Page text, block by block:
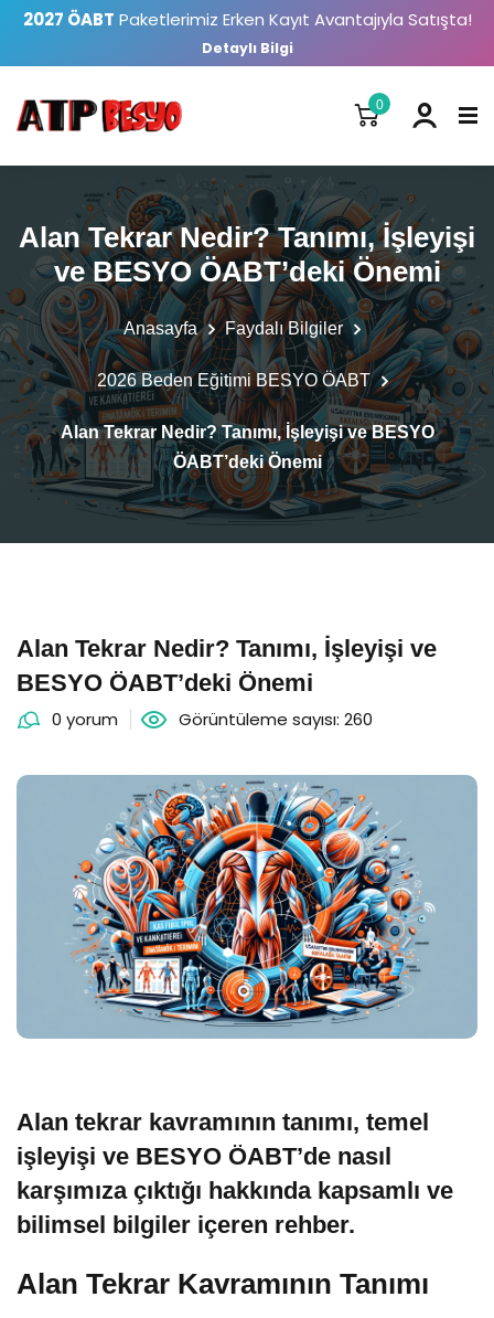
2027 ÖABT Paketlerimiz Erken Kayıt Avantajıyla Satışta!
Detaylı Bilgi
0
Alan Tekrar Nedir? Tanımı, İşleyişi
ve BESYO ÖABT’deki Önemi
Anasayfa Faydalı Bilgiler
2026 Beden Eğitimi BESYO ÖABT
Alan Tekrar Nedir? Tanımı, İşleyişi ve BESYO
ÖABT’deki Önemi
Alan Tekrar Nedir? Tanımı, İşleyişi ve
BESYO ÖABT’deki Önemi
0 yorum Görüntüleme sayısı: 260
Alan tekrar kavramının tanımı, temel
işleyişi ve BESYO ÖABT’de nasıl
karşımıza çıktığı hakkında kapsamlı ve
bilimsel bilgiler içeren rehber.
Alan Tekrar Kavramının Tanımı